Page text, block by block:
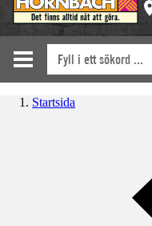
Startsida